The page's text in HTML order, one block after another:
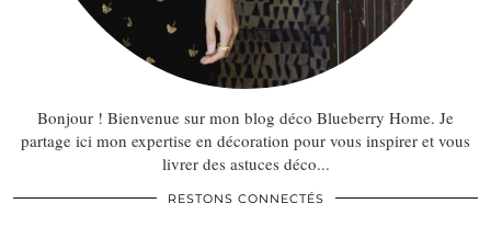
Bonjour ! Bienvenue sur mon blog déco Blueberry Home. Je
partage ici mon expertise en décoration pour vous inspirer et vous
livrer des astuces déco...
RESTONS CONNECTÉS